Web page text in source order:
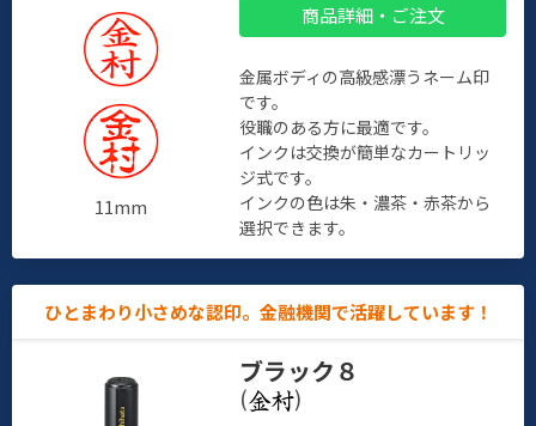
11mm
商品詳細・ご注文
金属ボディの高級感漂うネーム印
です。
役職のある方に最適です。
インクは交換が簡単なカートリッ
ジ式です。
インクの色は朱・濃茶・赤茶から
選択できます。
ひとまわり小さめな認印。金融機関で活躍しています！
ブラック８
(
)